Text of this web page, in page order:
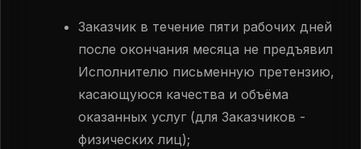
Заказчик в течение пяти рабочих дней
после окончания месяца не предъявил
Исполнителю письменную претензию,
касающуюся качества и объёма
оказанных услуг (для Заказчиков -
физических лиц);